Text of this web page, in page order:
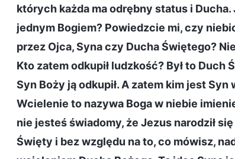
których każda ma odrębny status i
jednym Bogiem? Powiedzcie mi, czy
przez Ojca, Syna czy Ducha Świętego?
Kto zatem odkupił ludzkość? Był to
Syn Boży ją odkupił. A zatem kim jest
Wcielenie to nazywa Boga w niebie
nie jesteś świadomy, że Jezus narodził
Święty i bez względu na to, co mówisz,